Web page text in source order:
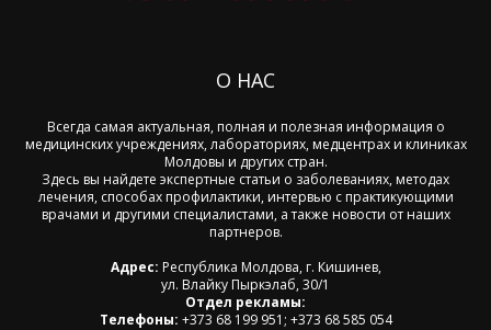
О НАС
Всегда самая актуальная, полная и полезная информация о
медицинских учреждениях, лабораториях, медцентрах и клиниках
Молдовы и других стран.
Здесь вы найдете экспертные статьи о заболеваниях, методах
лечения, способах профилактики, интервью с практикующими
врачами и другими специалистами, а также новости от наших
партнеров.
Адрес: Республика Молдова, г. Кишинев,
ул. Влайку Пыркэлаб, 30/1
Отдел рекламы:
Телефоны: +373 68 199 951; +373 68 585 054